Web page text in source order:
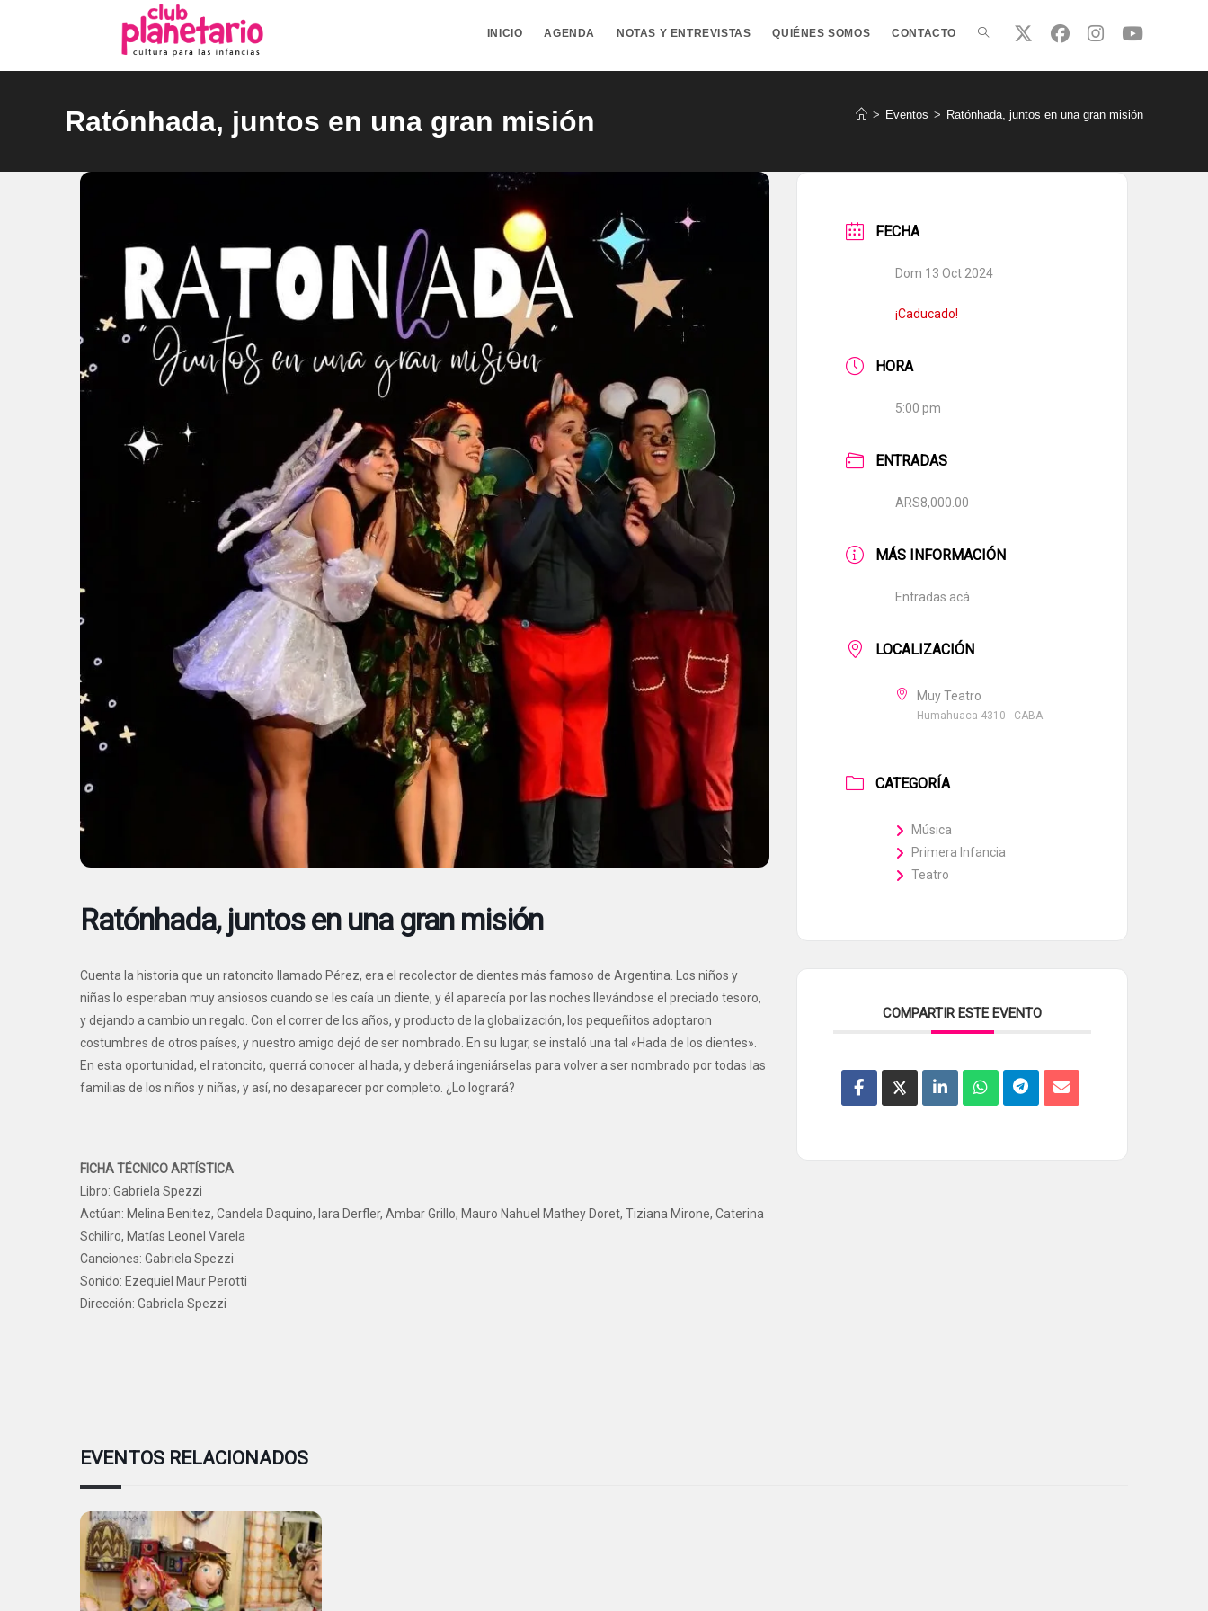
INICIO AGENDA NOTAS Y ENTREVISTAS QUIÉNES SOMOS CONTACTO ALTERNAR
Ratónhada, juntos en una gran misión > Eventos > Ratónhada, juntos en una gran misión
Ratónhada, juntos en una gran misión
Cuenta la historia que un ratoncito llamado Pérez, era el recolector de dientes más famoso de Argentina. Los niños y
niñas lo esperaban muy ansiosos cuando se les caía un diente, y él aparecía por las noches llevándose el preciado tesoro,
y dejando a cambio un regalo. Con el correr de los años, y producto de la globalización, los pequeñitos adoptaron
costumbres de otros países, y nuestro amigo dejó de ser nombrado. En su lugar, se instaló una tal «Hada de los dientes».
En esta oportunidad, el ratoncito, querrá conocer al hada, y deberá ingeniárselas para volver a ser nombrado por todas las
familias de los niños y niñas, y así, no desaparecer por completo. ¿Lo logrará?
FICHA TÉCNICO ARTÍSTICA
Libro: Gabriela Spezzi
Actúan: Melina Benitez, Candela Daquino, Iara Derfler, Ambar Grillo, Mauro Nahuel Mathey Doret, Tiziana Mirone, Caterina
Schiliro, Matías Leonel Varela
Canciones: Gabriela Spezzi
Sonido: Ezequiel Maur Perotti
Dirección: Gabriela Spezzi
FECHA
Dom 13 Oct 2024
¡Caducado!
HORA
5:00 pm
ENTRADAS
ARS8,000.00
MÁS INFORMACIÓN
Entradas acá
LOCALIZACIÓN
Muy Teatro
Humahuaca 4310 - CABA
CATEGORÍA
Música
Primera Infancia
Teatro
COMPARTIR ESTE EVENTO
EVENTOS RELACIONADOS